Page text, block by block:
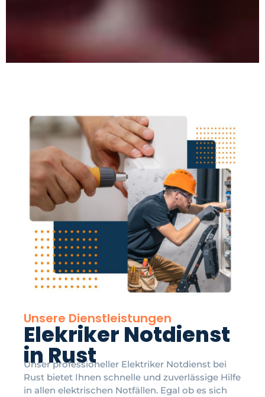
Unsere Dienstleistungen
Elekriker Notdienst
in Rust
Unser professioneller Elektriker Notdienst bei
Rust bietet Ihnen schnelle und zuverlässige Hilfe
in allen elektrischen Notfällen. Egal ob es sich